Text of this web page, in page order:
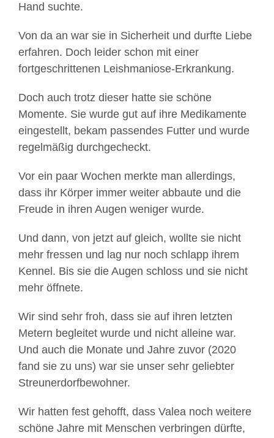
Hand suchte.
Von da an war sie in Sicherheit und durfte Liebe
erfahren. Doch leider schon mit einer
fortgeschrittenen Leishmaniose-Erkrankung.
Doch auch trotz dieser hatte sie schöne
Momente. Sie wurde gut auf ihre Medikamente
eingestellt, bekam passendes Futter und wurde
regelmäßig durchgecheckt.
Vor ein paar Wochen merkte man allerdings,
dass ihr Körper immer weiter abbaute und die
Freude in ihren Augen weniger wurde.
Und dann, von jetzt auf gleich, wollte sie nicht
mehr fressen und lag nur noch schlapp ihrem
Kennel. Bis sie die Augen schloss und sie nicht
mehr öffnete.
Wir sind sehr froh, dass sie auf ihren letzten
Metern begleitet wurde und nicht alleine war.
Und auch die Monate und Jahre zuvor (2020
fand sie zu uns) war sie unser sehr geliebter
Streunerdorfbewohner.
Wir hatten fest gehofft, dass Valea noch weitere
schöne Jahre mit Menschen verbringen dürfte,